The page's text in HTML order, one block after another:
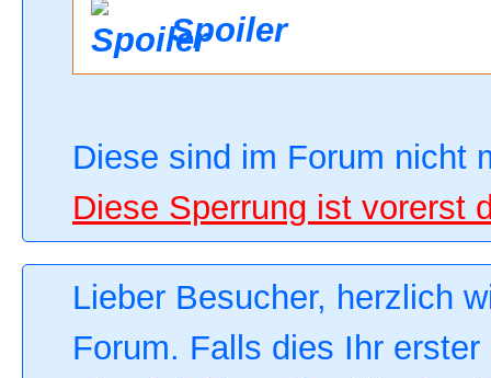
Spoiler
Diese sind im Forum nicht
Diese Sperrung ist vorerst
Lieber Besucher, herzlich
Forum. Falls dies Ihr